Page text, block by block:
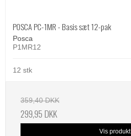
POSCA PC-1MR - Basis sæt 12-pak
Posca
P1MR12
12 stk
359,40 DKK
299,95 DKK
Vis produkt